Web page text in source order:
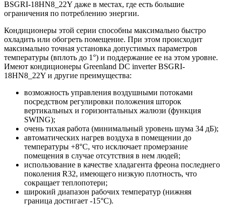
BSGRI-18HN8_22Y даже в местах, где есть большие
ограничения по потреблению энергии.
Кондиционеры этой серии способны максимально быстро
охладить или обогреть помещение. При этом происходит
максимально точная установка допустимых параметров
температуры (вплоть до 1°) и поддержание ее на этом уровне.
Имеют кондиционеры Greenland DC inverter BSGRI-
18HN8_22Y и другие преимущества:
возможность управления воздушными потоками
посредством регулировки положения шторок
вертикальных и горизонтальных жалюзи (функция
SWING);
очень тихая работа (минимальный уровень шума 34 дБ);
автоматических нагрев воздуха в помещении до
температуры +8°C, что исключает промерзание
помещения в случае отсутствия в нем людей;
использование в качестве хладагента фреона последнего
поколения R32, имеющего низкую плотность, что
сокращает теплопотери;
широкий диапазон рабочих температур (нижняя
граница достигает -15°C).